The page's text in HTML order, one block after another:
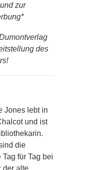
zur
des
Jones lebt in
und ist
die
für Tag bei
der alte